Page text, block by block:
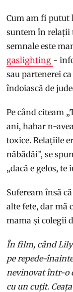
Cum am fi putut
suntem în relații
semnale este
gaslighting -
sau partenerei
îndoiască de
Pe când citeam
ani, habar n-
toxice. Relațiile
năbădăi”, se
„dacă e gelos, te
Sufeream însă
alte fete, dar mă
mama și colegii
În film, când Lily
pe repede-
nevinovat într-o
cu un cuțit.